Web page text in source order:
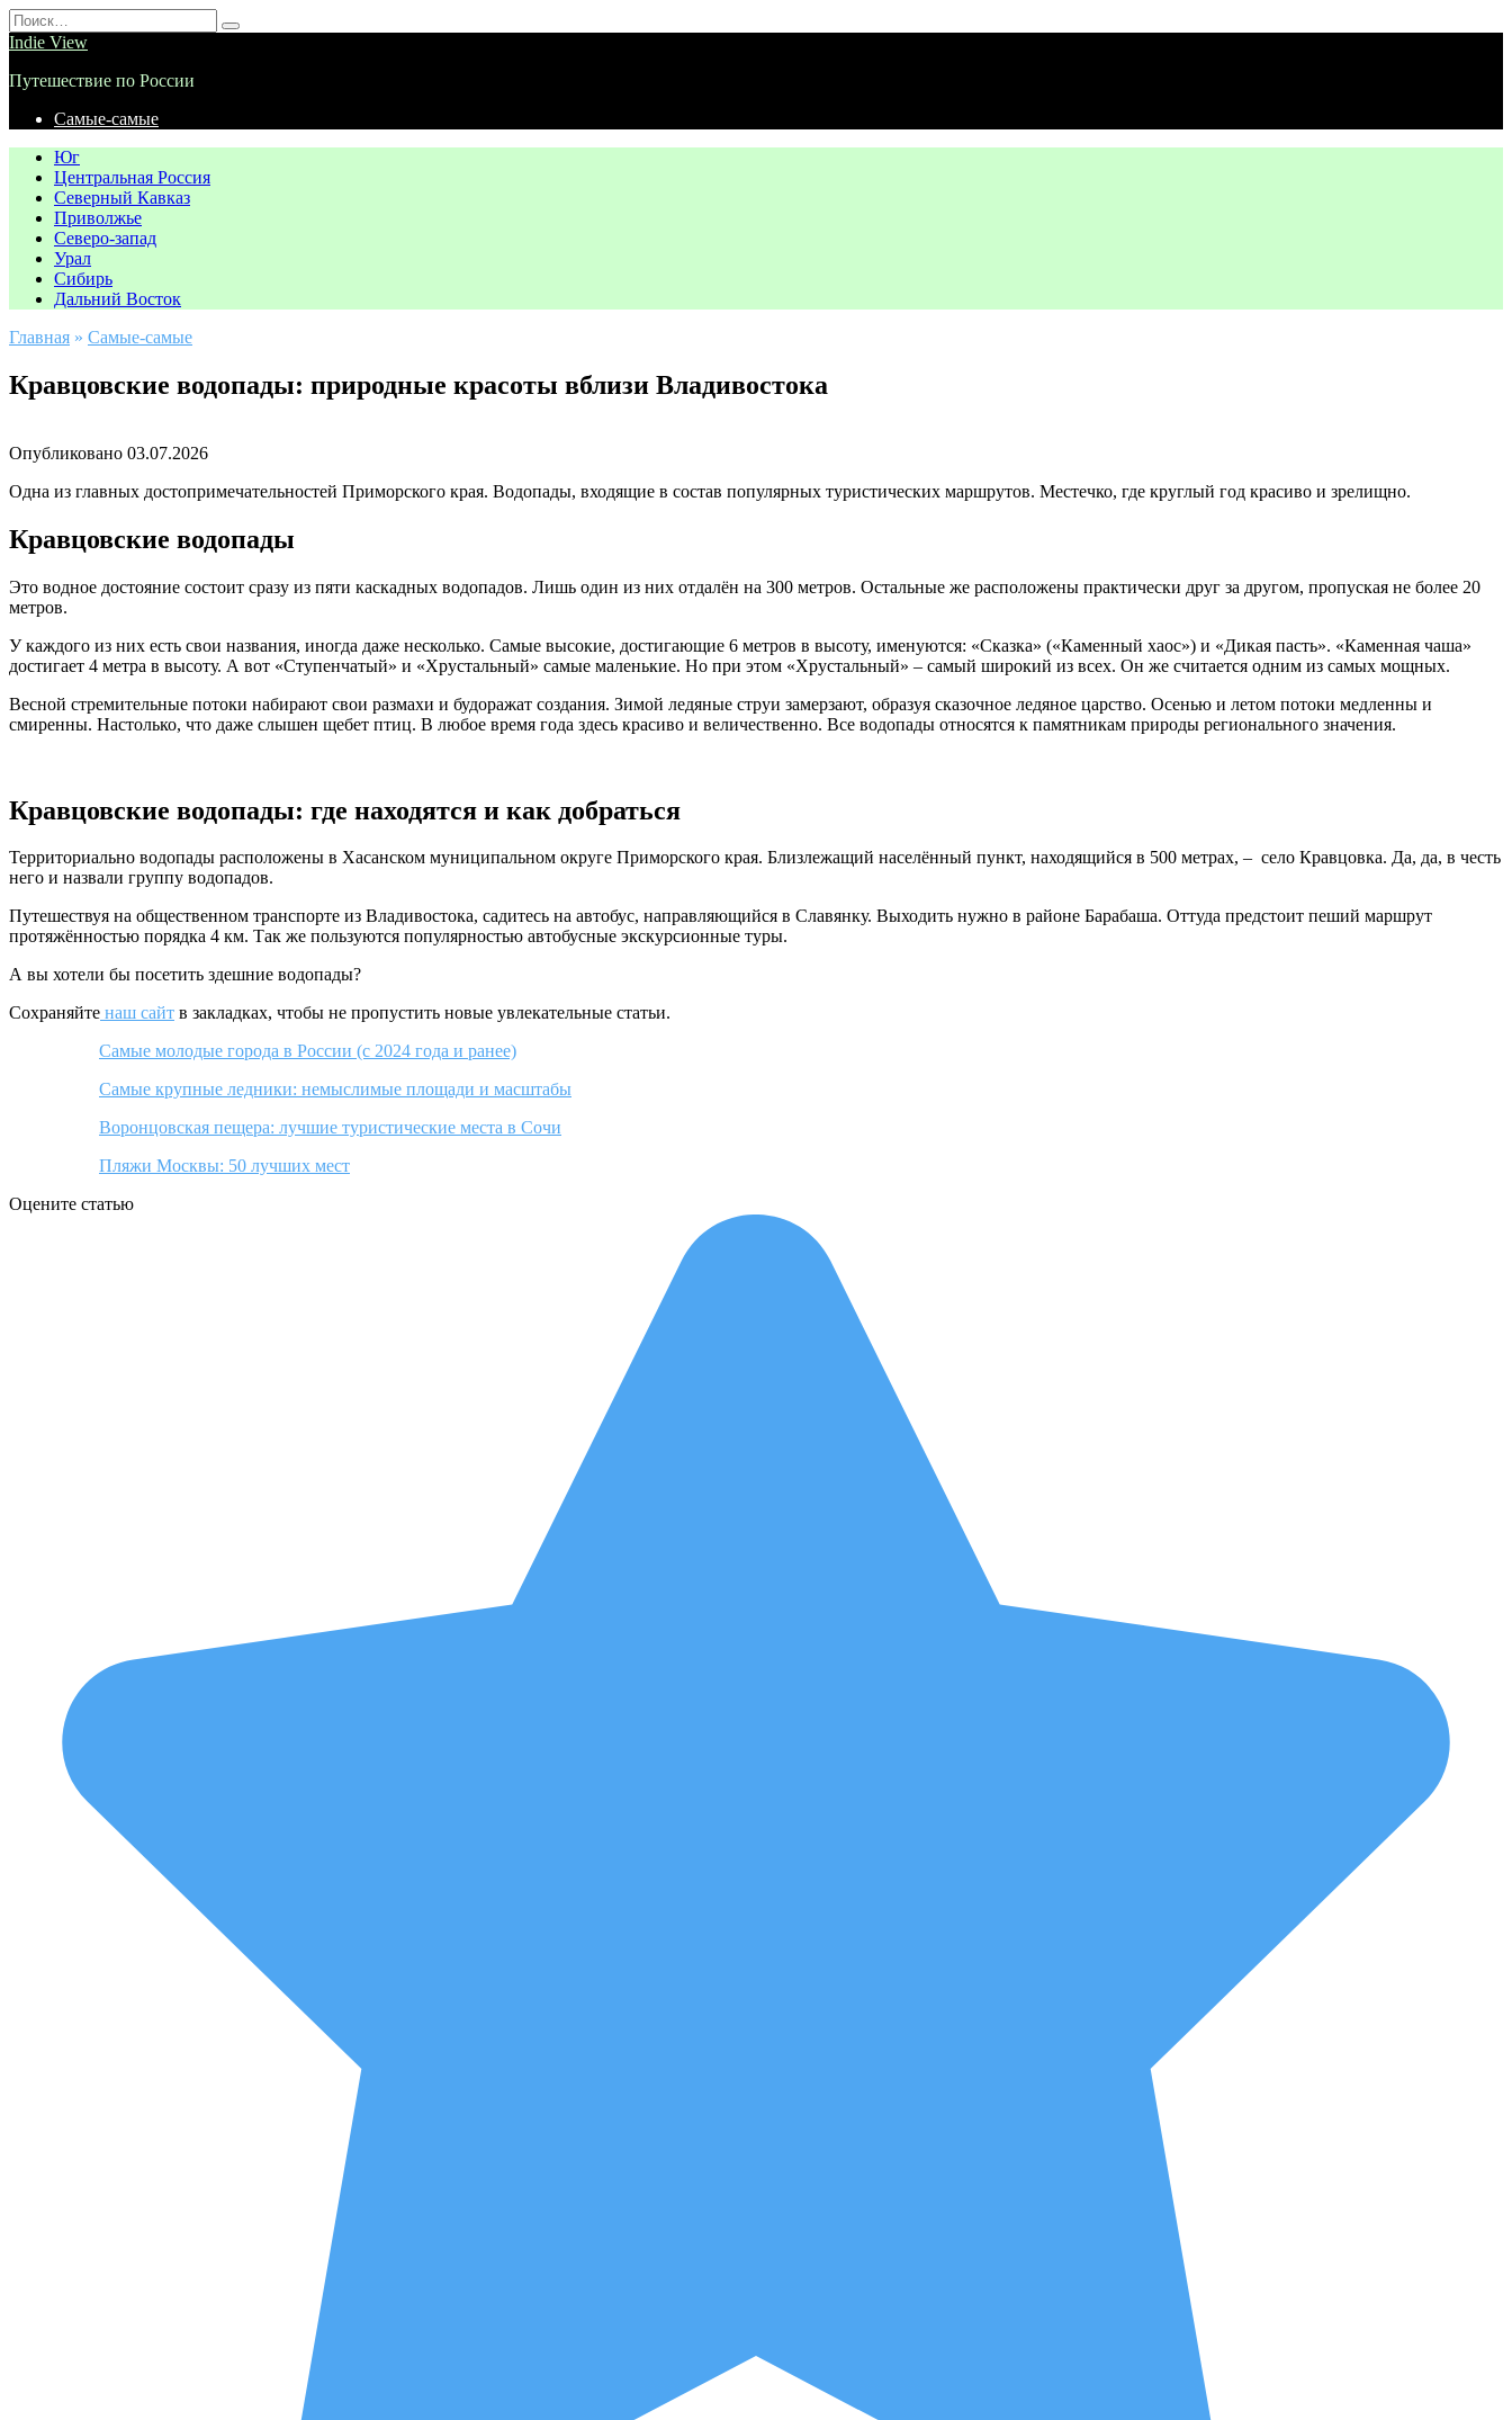
Перейти
к
Search
for:
Indie View
Путешествие по России
Самые-самые
Юг
Центральная Россия
Северный Кавказ
Приволжье
Северо-запад
Урал
Сибирь
Дальний Восток
Главная » Самые-самые
Кравцовские водопады: природные красоты вблизи Владивостока
Опубликовано 03.07.2026
Одна из главных достопримечательностей Приморского края. Водопады, входящие в состав популярных туристических маршрутов. Местечко, где круглый год красиво и зрелищно.
Кравцовские водопады
Это водное достояние состоит сразу из пяти каскадных водопадов. Лишь один из них отдалён на 300 метров. Остальные же расположены практически друг за другом, пропуская не более 20
метров.
У каждого из них есть свои названия, иногда даже несколько. Самые высокие, достигающие 6 метров в высоту, именуются: «Сказка» («Каменный хаос») и «Дикая пасть». «Каменная чаша»
достигает 4 метра в высоту. А вот «Ступенчатый» и «Хрустальный» самые маленькие. Но при этом «Хрустальный» – самый широкий из всех. Он же считается одним из самых мощных.
Весной стремительные потоки набирают свои размахи и будоражат создания. Зимой ледяные струи замерзают, образуя сказочное ледяное царство. Осенью и летом потоки медленны и
смиренны. Настолько, что даже слышен щебет птиц. В любое время года здесь красиво и величественно. Все водопады относятся к памятникам природы регионального значения.
Кравцовские водопады: где находятся и как добраться
Территориально водопады расположены в Хасанском муниципальном округе Приморского края. Близлежащий населённый пункт, находящийся в 500 метрах, – село Кравцовка. Да, да, в честь
него и назвали группу водопадов.
Путешествуя на общественном транспорте из Владивостока, садитесь на автобус, направляющийся в Славянку. Выходить нужно в районе Барабаша. Оттуда предстоит пеший маршрут
протяжённостью порядка 4 км. Так же пользуются популярностью автобусные экскурсионные туры.
А вы хотели бы посетить здешние водопады?
Сохраняйте наш сайт в закладках, чтобы не пропустить новые увлекательные статьи.
Самые молодые города в России (с 2024 года и ранее)
Самые крупные ледники: немыслимые площади и масштабы
Воронцовская пещера: лучшие туристические места в Сочи
Пляжи Москвы: 50 лучших мест
Оцените статью